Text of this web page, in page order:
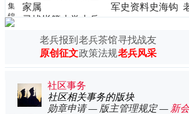
集
锦
家属
寻找帐篷小学士兵
中越战争真实录像
集锦
中越战争纪念文章
集锦
军史资料史海钩
沉
老兵报到 老兵茶馆寻找战友
原创征文政策法规老兵风采
社区事务
社区相关事务的版块
勋章申请— 版主管理规定— 新会